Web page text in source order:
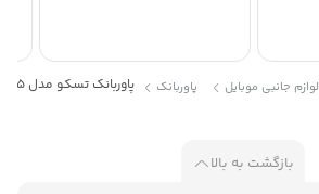
لوازم جانبی موبایل پاوربانک پاوربانک تسکو مدل TP 985
بازگشت به بالا